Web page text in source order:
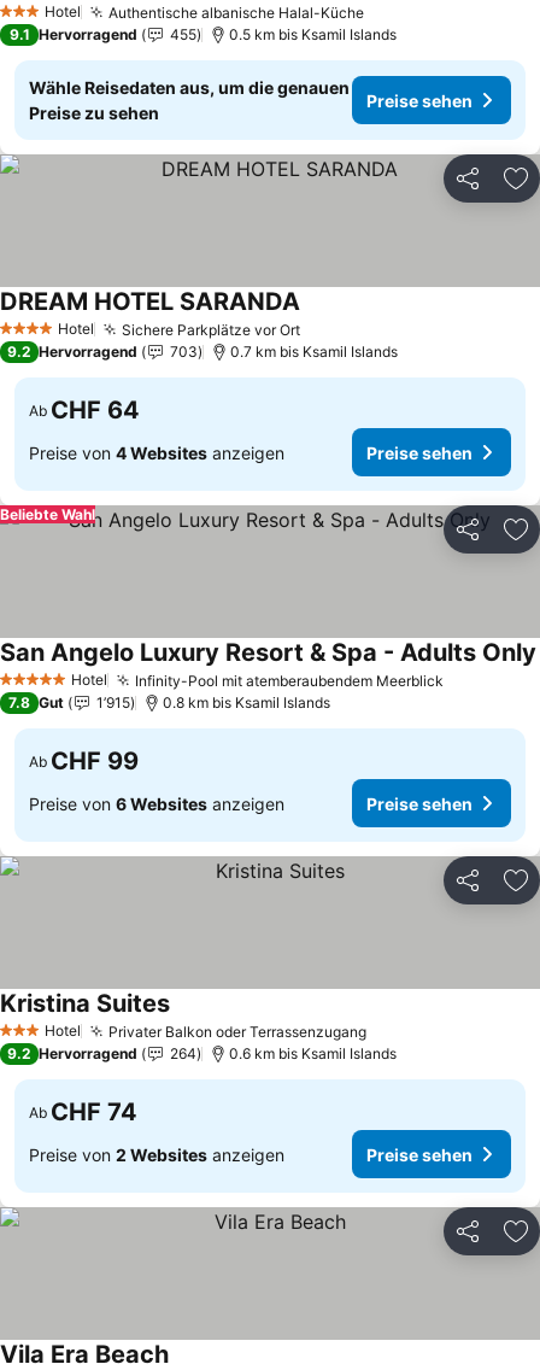
3 SterneHotel Authentische albanische Halal-Küche
9.1 Hervorragend 455 0.5 km bis Ksamil Islands
Wähle Reisedaten aus, um die genauen
Preise zu sehen
Preise sehen
Teilen
4 Sterne Hotel Sichere Parkplätze vor Ort
DREAM HOTEL SARANDA
9.2 Hervorragend 703 0.7 km bis Ksamil Islands
Ab CHF 64
Preise von 4 Websites anzeigen Preise sehen
Teilen
Beliebte Wahl
5 Sterne Hotel Infinity-Pool mit atemberaubendem Meerblick
San Angelo Luxury Resort & Spa - Adults Only
7.8 Gut 1’915 0.8 km bis Ksamil Islands
Ab CHF 99
Preise von 6 Websites anzeigen Preise sehen
Teilen
3 SterneHotel Privater Balkon oder Terrassenzugang
Kristina Suites
9.2 Hervorragend 264 0.6 km bis Ksamil Islands
Ab CHF 74
Preise von 2 Websites anzeigen Preise sehen
Teilen
Vila Era Beach